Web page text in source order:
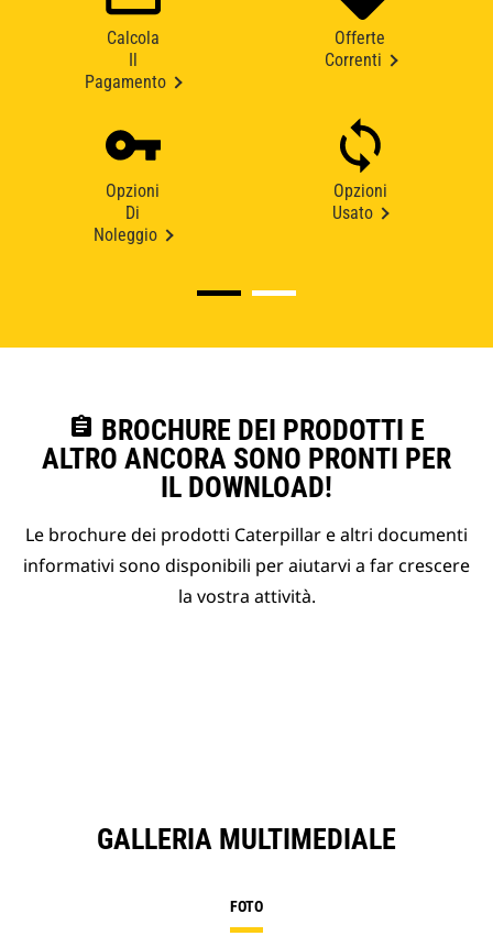
Calcola
Pagamento
Offerte
Correnti
Opzioni
Di
Noleggio
Opzioni
Usato
assignment BROCHURE DEI PRODOTTI E
ALTRO ANCORA SONO PRONTI PER
IL DOWNLOAD!
Le brochure dei prodotti Caterpillar e altri documenti
informativi sono disponibili per aiutarvi a far crescere
la vostra attività.
GALLERIA MULTIMEDIALE
FOTO